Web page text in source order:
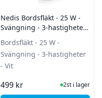
Nedis Bordsfläkt - 25 W -
Svängning - 3-hastigheter
Bordsfläkt - 25 W -
Svängning - 3-hastigheter
- Vit
499 kr I Lager
2st i lager